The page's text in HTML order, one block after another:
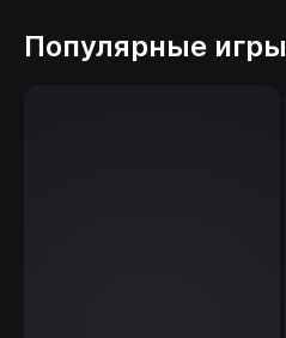
Популярные игры